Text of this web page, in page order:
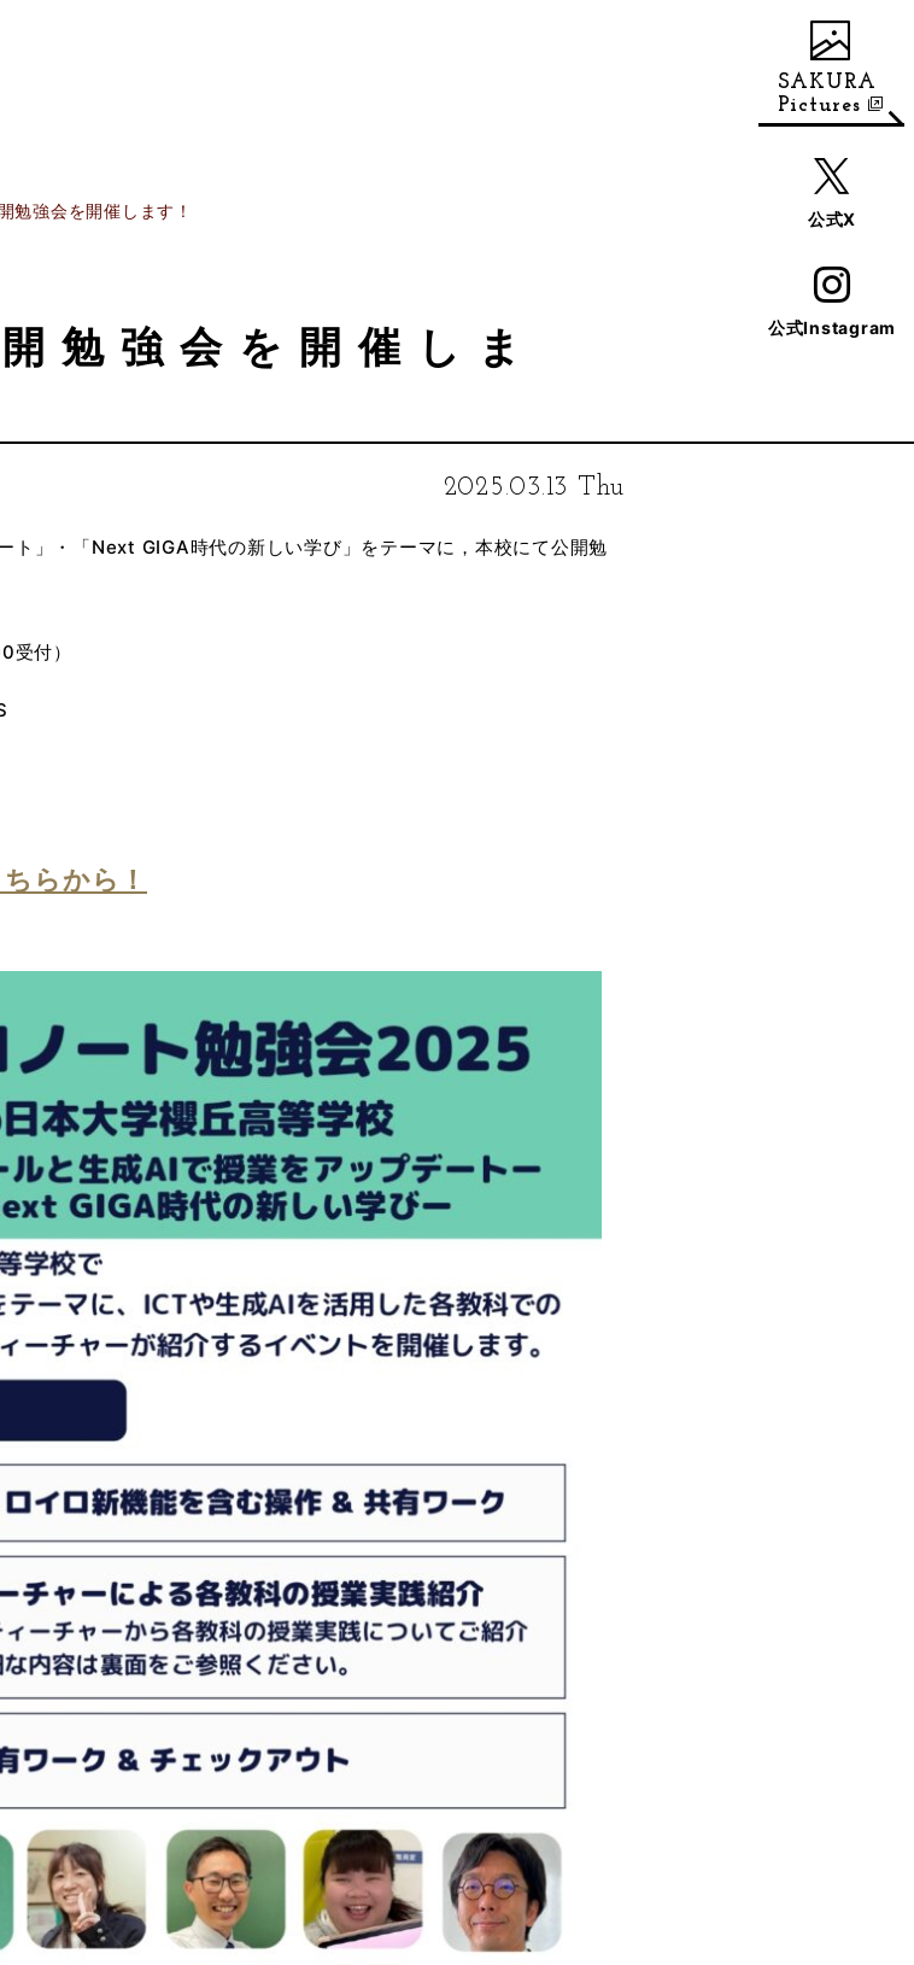
SAKURA
Pictures
公式X
公式Instagram
勉強会を開催します！
勉強会を開催しま
2025.03.13 Thu
ト」・「Next GIGA時代の新しい学び」をテーマに，本校にて公開勉
付）
らから！